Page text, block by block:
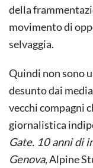
della
movimento di
selvaggia.
Quindi non sono
desunto dai
vecchi compagni
giornalistica
Gate. 10 anni di
Genova, Alpine